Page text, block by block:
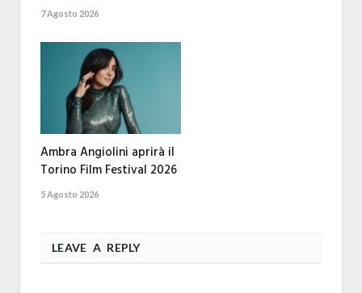
7 Agosto 2026
Ambra Angiolini aprirà il
Torino Film Festival 2026
5 Agosto 2026
LEAVE A REPLY